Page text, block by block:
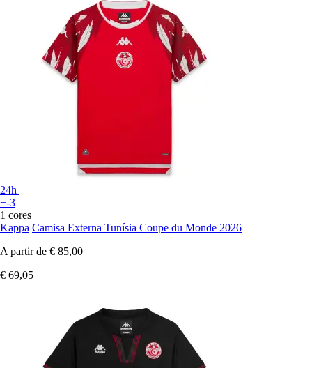
24h
+-3
1 cores
Kappa Camisa Externa Tunísia Coupe du Monde 2026
A partir de € 85,00
€ 69,05